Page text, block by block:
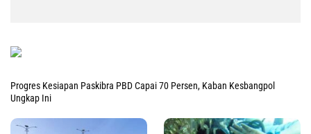
Progres Kesiapan Paskibra PBD Capai 70 Persen, Kaban Kesbangpol
Ungkap Ini